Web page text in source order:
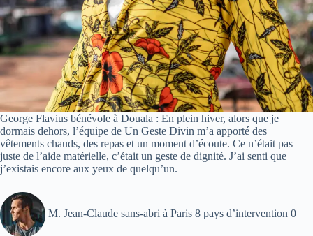
George Flavius bénévole à Douala : En plein hiver, alors que je
dormais dehors, l’équipe de Un Geste Divin m’a apporté des
vêtements chauds, des repas et un moment d’écoute. Ce n’était pas
juste de l’aide matérielle, c’était un geste de dignité. J’ai senti que
j’existais encore aux yeux de quelqu’un.
M. Jean-Claude sans-abri à Paris 8 pays d’intervention 0